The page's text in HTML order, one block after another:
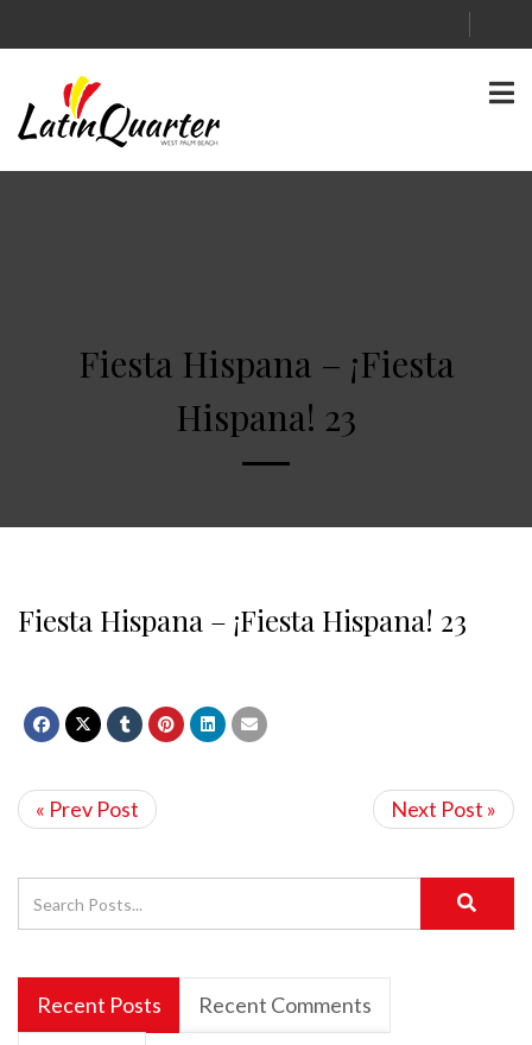
Fiesta Hispana – ¡Fiesta
Hispana! 23
Fiesta Hispana – ¡Fiesta Hispana! 23
« Prev Post Next Post »
Recent Posts Recent Comments